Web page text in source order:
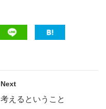
Next
考えるということ